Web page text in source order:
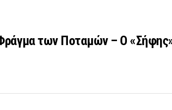
των Ποταμών – Ο